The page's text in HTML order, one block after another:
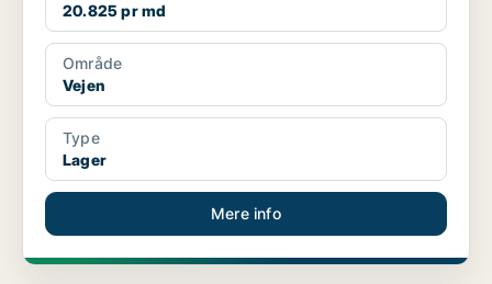
20.825 pr md
Område
Vejen
Type
Lager
Mere info